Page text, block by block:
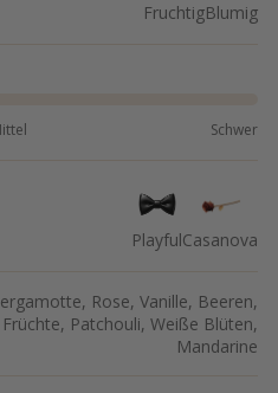
FruchtigBlumig
Schwer
PlayfulCasanova
Rose, Vanille, Beeren,
Patchouli, Weiße Blüten,
Mandarine